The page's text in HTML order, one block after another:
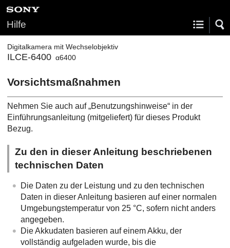
Hilfe
Digitalkamera mit Wechselobjektiv
ILCE-6400 α6400
Vorsichtsmaßnahmen
Nehmen Sie auch auf „Benutzungshinweise“ in der
Einführungsanleitung (mitgeliefert) für dieses Produkt
Bezug.
Zu den in dieser Anleitung beschriebenen
technischen Daten
Die Daten zu der Leistung und zu den technischen
Daten in dieser Anleitung basieren auf einer normalen
Umgebungstemperatur von 25 °C, sofern nicht anders
angegeben.
Die Akkudaten basieren auf einem Akku, der
vollständig aufgeladen wurde, bis die